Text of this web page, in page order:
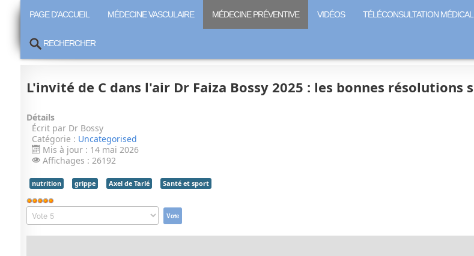
PAGE D'ACCUEIL MÉDECINE VASCULAIRE MÉDECINE PRÉVENTIVE VIDÉOS TÉLÉCONSULTATION
RECHERCHER
L'invité de C dans l'air Dr Faiza Bossy 2025 : les bonnes résolutions
Détails
Écrit par Dr Bossy
Catégorie : Uncategorised
Mis à jour : 14 mai 2026
Affichages : 26192
nutrition grippe Axel de Tarlé Santé et sport
Vote
utilisateur:
Veuillez
voter